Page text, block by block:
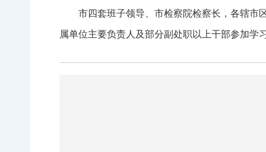
市四套班子领导、市检察院检察长，各辖市
属单位主要负责人及部分副处职以上干部参加学